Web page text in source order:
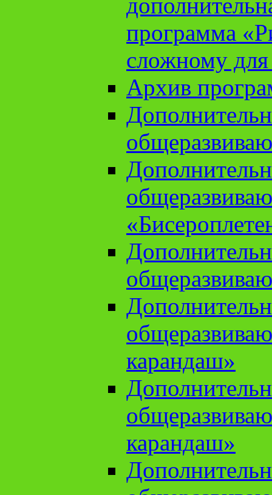
программа
сложному
Архив
карандаш»
карандаш»